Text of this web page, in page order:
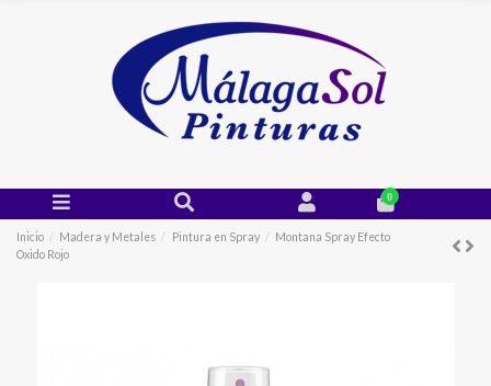
0
Inicio Madera y Metales Pintura en Spray
Montana Spray Efecto
Oxido Rojo